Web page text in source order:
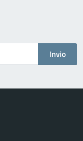
Invio